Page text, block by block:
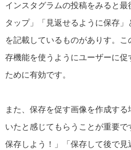
インスタグラムの投稿をみると
タップ」「見返せるように保存
を記載しているものがありす。
存機能を使うようにユーザーに促
ために有効です。
また、保存を促す画像を作成す
いたと感じてもらうことが重要
保存しよう！」「保存して後で見